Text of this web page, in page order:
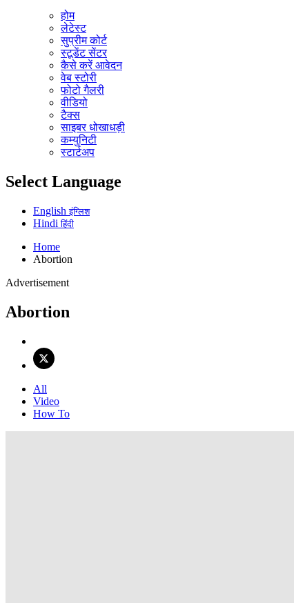
होम
लेटेस्ट
सुप्रीम कोर्ट
स्टूडेंट सेंटर
कैसे करें आवेदन
वेब स्टोरी
फोटो गैलरी
वीडियो
टैक्स
साइबर धोखाधड़ी
कम्युनिटी
स्टार्टअप
Select Language
Englishइंग्लिश
Hindiहिंदी
Home
Abortion
Advertisement
Abortion
All
Video
How To